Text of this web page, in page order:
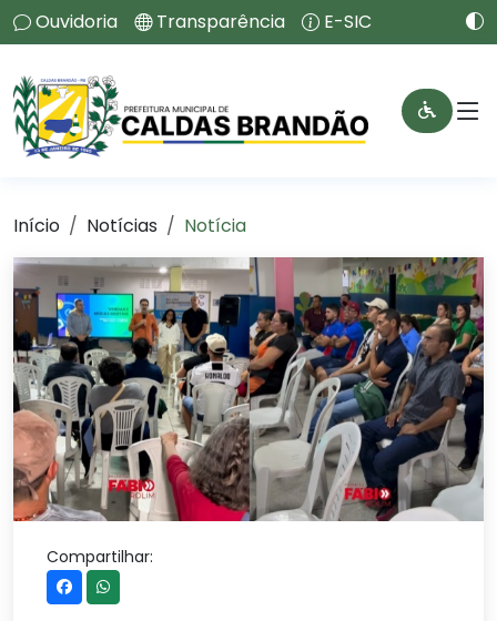
Ouvidoria Transparência E-SIC
Início Notícias Notícia
Compartilhar: